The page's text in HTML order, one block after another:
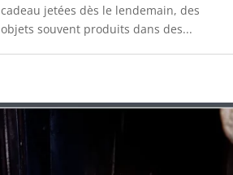
cadeau jetées dès le lendemain, des
objets souvent produits dans des...